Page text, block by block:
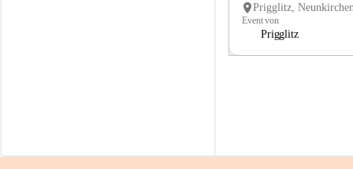
Event von
Prigglitz